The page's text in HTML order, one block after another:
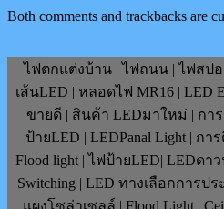
Both comments and trackbacks are
ไฟตกแต่งบ้าน | ไฟถนน | ไฟสป
เส้นLED | หลอดไฟ MR16 | LED
ขายดี | สินค้า LEDมาใหม่ | กา
ป้ายLED | LEDPanal Light | ก
Flood light | ไฟป้ายLED| LEDดา
Switching | LED ทางเลือกการป
แผงโซล่าเซลล์ | Flood Light |